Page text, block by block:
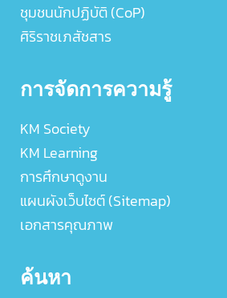
ชุมชนนักปฏิบัติ (CoP)
ศิริราชเภสัชสาร
การจัดการความรู้
KM Society
KM Learning
การศึกษาดูงาน
แผนผังเว็บไซต์ (Sitemap)
เอกสารคุณภาพ
ค้นหา